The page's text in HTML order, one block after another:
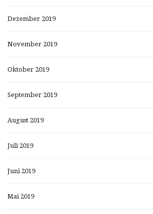
Dezember 2019
November 2019
Oktober 2019
September 2019
August 2019
Juli 2019
Juni 2019
Mai 2019